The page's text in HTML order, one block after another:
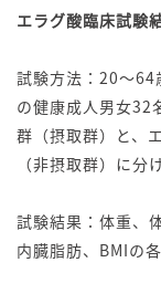
エラグ酸臨床試験
試験方法：20〜64
の健康成人男女32
群（摂取群）と、
（非摂取群）に分
試験結果：体重、
内臓脂肪、BMIの